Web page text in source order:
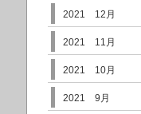
2021 12月
2021 11月
2021 10月
2021 9月